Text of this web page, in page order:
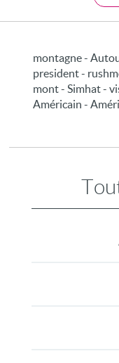
montagne -
president -
mont - Simhat -
Américain -